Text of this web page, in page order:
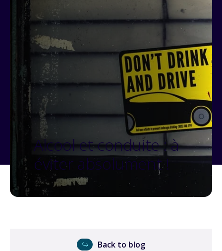
Alcool et conduite : à
éviter absolument !
Back to blog